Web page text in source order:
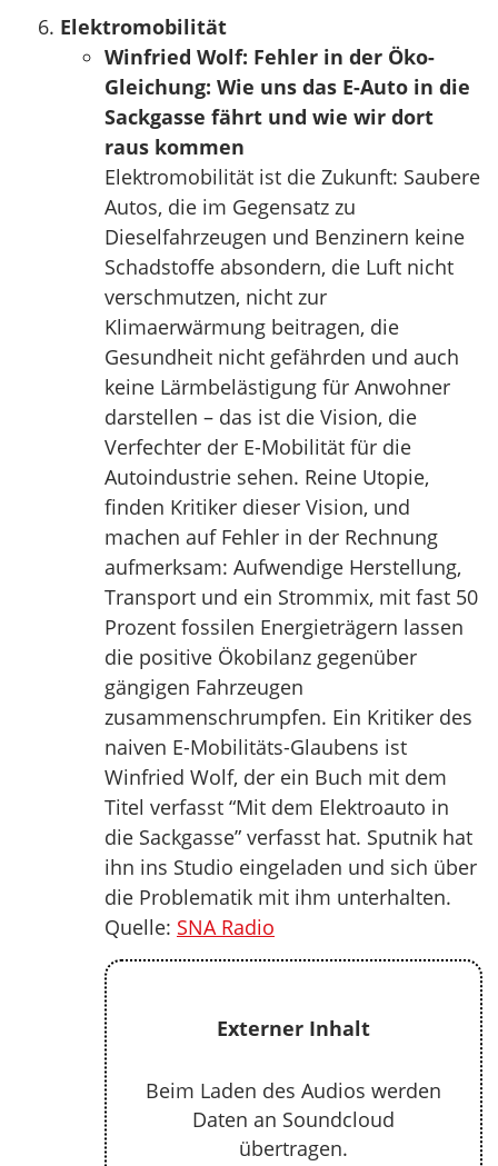
Elektromobilität
Winfried Wolf: Fehler in der Öko-
Gleichung: Wie uns das E-Auto in die
Sackgasse fährt und wie wir dort
raus kommen
Elektromobilität ist die Zukunft: Saubere
Autos, die im Gegensatz zu
Dieselfahrzeugen und Benzinern keine
Schadstoffe absondern, die Luft nicht
verschmutzen, nicht zur
Klimaerwärmung beitragen, die
Gesundheit nicht gefährden und auch
keine Lärmbelästigung für Anwohner
darstellen – das ist die Vision, die
Verfechter der E-Mobilität für die
Autoindustrie sehen. Reine Utopie,
finden Kritiker dieser Vision, und
machen auf Fehler in der Rechnung
aufmerksam: Aufwendige Herstellung,
Transport und ein Strommix, mit fast 50
Prozent fossilen Energieträgern lassen
die positive Ökobilanz gegenüber
gängigen Fahrzeugen
zusammenschrumpfen. Ein Kritiker des
naiven E-Mobilitäts-Glaubens ist
Winfried Wolf, der ein Buch mit dem
Titel verfasst “Mit dem Elektroauto in
die Sackgasse” verfasst hat. Sputnik hat
ihn ins Studio eingeladen und sich über
die Problematik mit ihm unterhalten.
Quelle: SNA Radio
Externer Inhalt
Beim Laden des Audios werden
Daten an Soundcloud
übertragen.